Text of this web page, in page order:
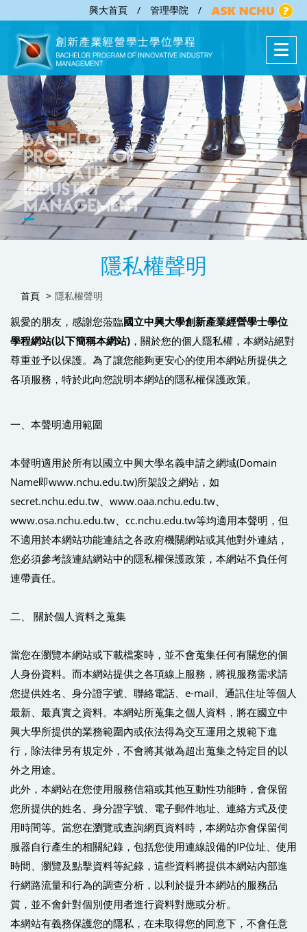
興大首頁 / 管理學院 /
隱私權聲明
首頁 隱私權聲明
親愛的朋友，感謝您蒞臨國立中興大學創新產業經營學士學位
學程網站(以下簡稱本網站) ，關於您的個人隱私權，本網站絕對
尊重並予以保護。為了讓您能夠更安心的使用本網站所提供之
各項服務，特於此向您說明本網站的隱私權保護政策。
一、本聲明適用範圍
本聲明適用於所有以國立中興大學名義申請之網域(Domain
Name即www.nchu.edu.tw)所架設之網站，如
secret.nchu.edu.tw、www.oaa.nchu.edu.tw、
www.osa.nchu.edu.tw、cc.nchu.edu.tw等均適用本聲明，但
不適用於本網站功能連結之各政府機關網站或其他對外連結，
您必須參考該連結網站中的隱私權保護政策，本網站不負任何
連帶責任。
二、 關於個人資料之蒐集
當您在瀏覽本網站或下載檔案時，並不會蒐集任何有關您的個
人身份資料。而本網站提供之各項線上服務，將視服務需求請
您提供姓名、身分證字號、聯絡電話、e-mail、通訊住址等個人
最新、最真實之資料。本網站所蒐集之個人資料，將在國立中
興大學所提供的業務範圍內或依法得為交互運用之規範下進
行，除法律另有規定外，不會將其做為超出蒐集之特定目的以
外之用途。
此外，本網站在您使用服務信箱或其他互動性功能時，會保留
您所提供的姓名、身分證字號、電子郵件地址、連絡方式及使
用時間等。當您在瀏覽或查詢網頁資料時，本網站亦會保留伺
服器自行產生的相關紀錄，包括您使用連線設備的IP位址、使用
時間、瀏覽及點擊資料等紀錄，這些資料將提供本網站內部進
行網路流量和行為的調查分析，以利於提升本網站的服務品
質，並不會針對個別使用者進行資料對應或分析。
本網站有義務保護您的隱私，在未取得您的同意下，不會任意